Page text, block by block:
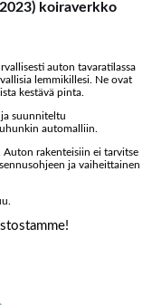
koiraverkko
auton tavaratilassa
lemmikillesi. Ne ovat
kestävä pinta.
suunniteltu
automalliin.
rakenteisiin ei tarvitse
ja vaiheittainen